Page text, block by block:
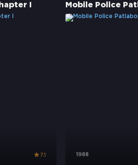
I
7.1
Mobile Police
1988